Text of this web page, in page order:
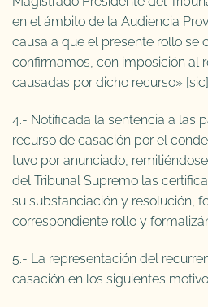
en el ámbito de la Audiencia
causa a que el presente rollo se
confirmamos, con imposición al
causadas por dicho recurso» [sic]
4.- Notificada la sentencia a las
recurso de casación por el
tuvo por anunciado,
del Tribunal Supremo las
su substanciación y resolución,
correspondiente rollo y
5.- La representación del
casación en los siguientes